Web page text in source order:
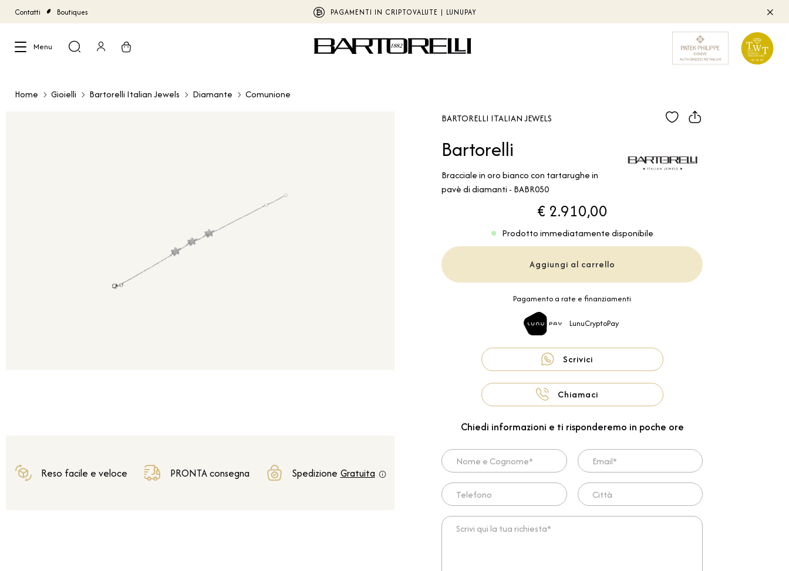
Contatti Boutiques PAGAMENTI IN CRIPTOVALUTE | LUNUPAY
Menu
Home Gioielli Bartorelli Italian Jewels Diamante Comunione
Reso facile e veloce PRONTA consegna Spedizione Gratuita
BARTORELLI ITALIAN JEWELS
Bartorelli
Bracciale in oro bianco con tartarughe in
pavè di diamanti - BABR050
€ 2.910,00
Prodotto immediatamente disponibile
Aggiungi al carrello
Pagamento a rate e finanziamenti
LunuCryptoPay
Scrivici
Chiamaci
Chiedi informazioni e ti risponderemo in poche ore
Nome e Cognome* Email*
Telefono Città
Scrivi qui la tua richiesta*